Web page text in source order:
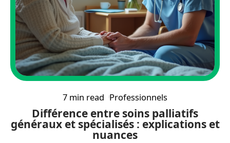
7 min read Professionnels
Différence entre soins palliatifs
généraux et spécialisés : explications et
nuances